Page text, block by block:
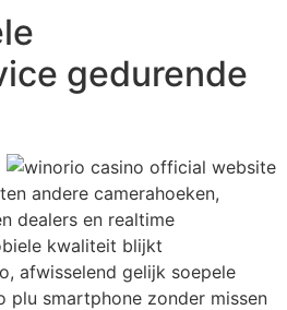
gedurende
andere camerahoeken,
dealers en realtime
kwaliteit blijkt
afwisselend gelijk soepele
smartphone zonder missen